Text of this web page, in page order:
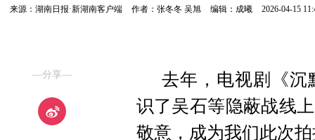
来源：湖南日报·新湖南客户端 作者：张冬冬 吴旭 编辑：成曦 2026-04-15
—分享—
去年，电视剧《沉
识了吴石等隐蔽战线
敬意，成为我们此次